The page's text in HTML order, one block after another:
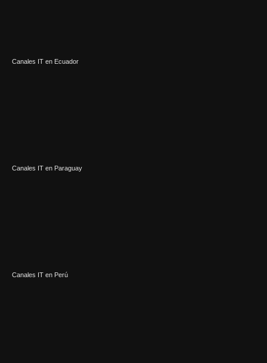
Canales IT en Ecuador
Canales IT en Paraguay
Canales IT en Perú